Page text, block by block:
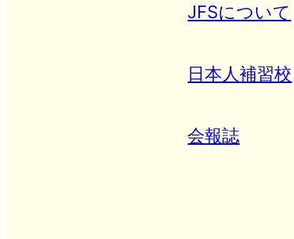
JFSについて
日本人補習校
会報誌